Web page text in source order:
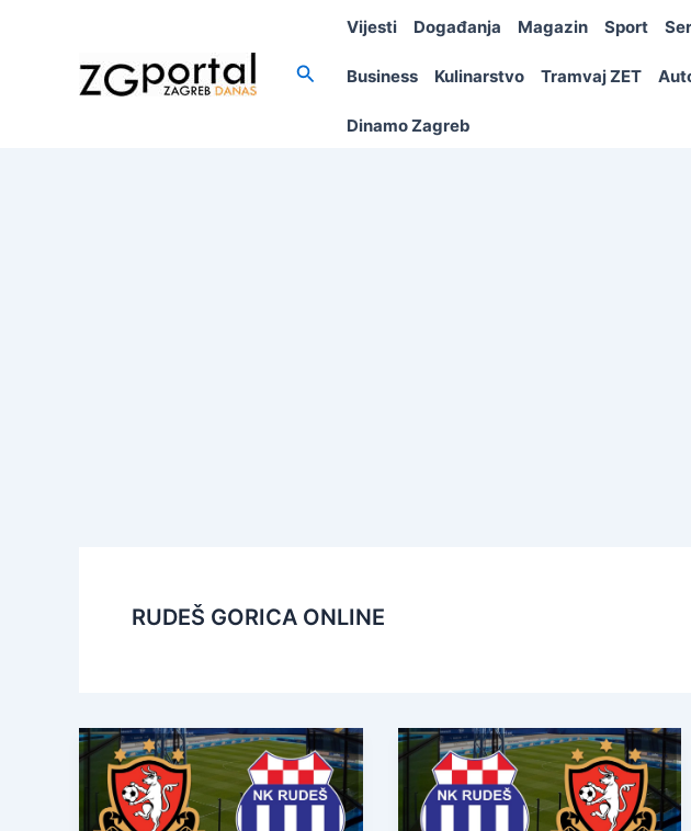
Search
Vijesti Događanja Magazin Sport
Business Kulinarstvo Tramvaj ZET
Dinamo Zagreb
RUDEŠ GORICA ONLINE